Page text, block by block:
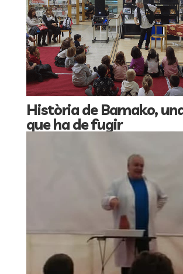
Història de Bamako,
que ha de fugir